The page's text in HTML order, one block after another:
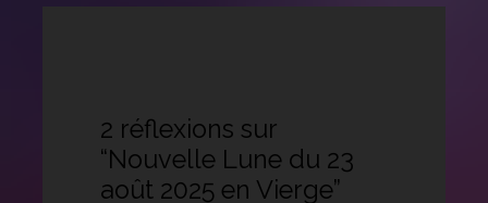
2 réflexions sur
“Nouvelle Lune du 23
août 2025 en Vierge”